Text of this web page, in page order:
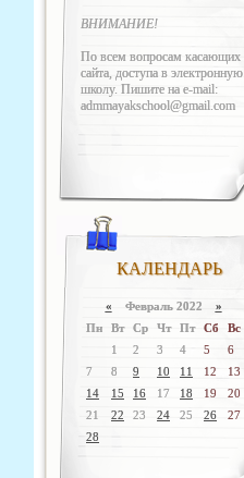
ВНИМАНИЕ!
По всем вопросам касающих
сайта, доступа в электронную
школу. Пишите на e-mail:
admmayakschool@gmail.com
КАЛЕНДАРЬ
« Февраль 2022 »
Пн
Вт Ср Чт Пт Сб
Вс
1
2 3 4 5
6
7
8 9 10 11 12
13
14
15 16 17 18 19
20
21
22 23 24 25 26
27
28